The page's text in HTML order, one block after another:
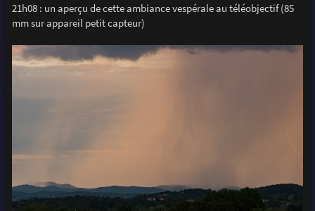
21h08 : un aperçu de cette ambiance vespérale au téléobjectif (85
mm sur appareil petit capteur)